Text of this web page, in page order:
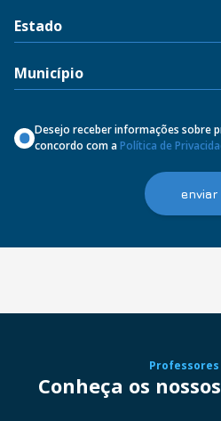
Desejo receber informações sobre
concordo com aPolítica de
Professores
Conheça os